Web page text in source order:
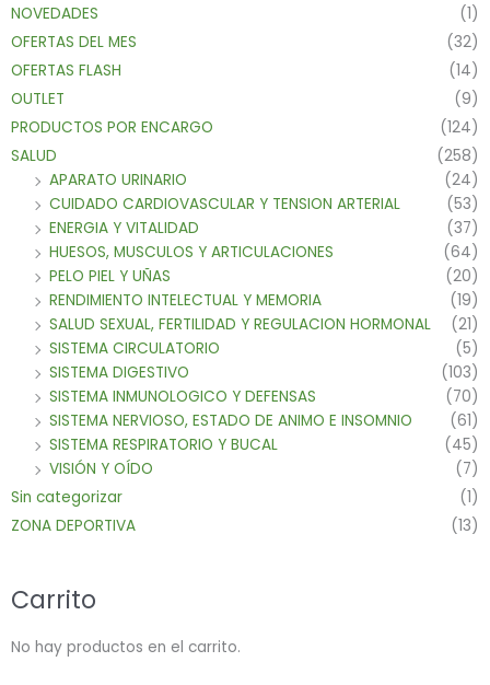
NOVEDADES
(1)
OFERTAS DEL MES
(32)
OFERTAS FLASH
(14)
OUTLET
(9)
PRODUCTOS POR ENCARGO
(124)
SALUD
(258)
APARATO URINARIO
(24)
CUIDADO CARDIOVASCULAR Y TENSION ARTERIAL
(53)
ENERGIA Y VITALIDAD
(37)
HUESOS, MUSCULOS Y ARTICULACIONES
(64)
PELO PIEL Y UÑAS
(20)
RENDIMIENTO INTELECTUAL Y MEMORIA
(19)
SALUD SEXUAL, FERTILIDAD Y REGULACION HORMONAL
(21)
SISTEMA CIRCULATORIO
(5)
SISTEMA DIGESTIVO
(103)
SISTEMA INMUNOLOGICO Y DEFENSAS
(70)
SISTEMA NERVIOSO, ESTADO DE ANIMO E INSOMNIO
(61)
SISTEMA RESPIRATORIO Y BUCAL
(45)
VISIÓN Y OÍDO
(7)
Sin categorizar
(1)
ZONA DEPORTIVA
(13)
Carrito
No hay productos en el carrito.